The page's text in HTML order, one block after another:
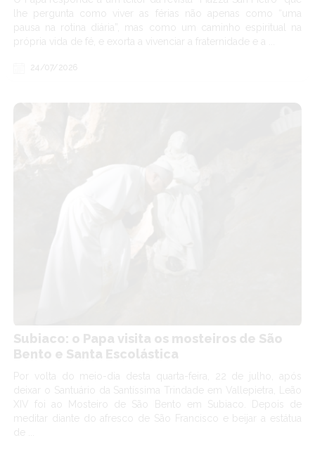
lhe pergunta como viver as férias não apenas como “uma
pausa na rotina diária”, mas como um caminho espiritual na
própria vida de fé, e exorta a vivenciar a fraternidade e a ...
24/07/2026
Subiaco: o Papa visita os mosteiros de São
Bento e Santa Escolástica
Por volta do meio-dia desta quarta-feira, 22 de julho, após
deixar o Santuário da Santíssima Trindade em Vallepietra, Leão
XIV foi ao Mosteiro de São Bento em Subiaco. Depois de
meditar diante do afresco de São Francisco e beijar a estátua
de ...